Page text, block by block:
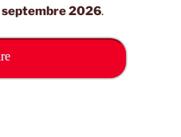
septembre 2026.